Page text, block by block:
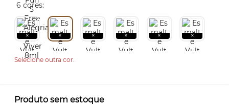
6 cores:
Selecione outra cor.
Produto sem estoque